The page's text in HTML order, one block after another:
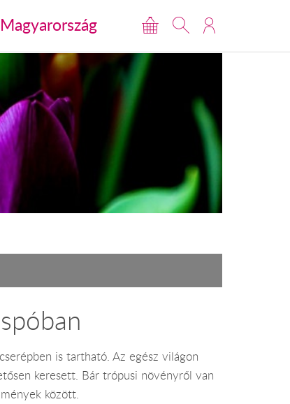
Magyarország
is tartható. Az egész világon
keresett. Bár trópusi növényről van
között.